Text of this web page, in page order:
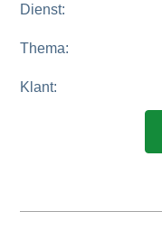
Dienst:
Thema:
Klant: